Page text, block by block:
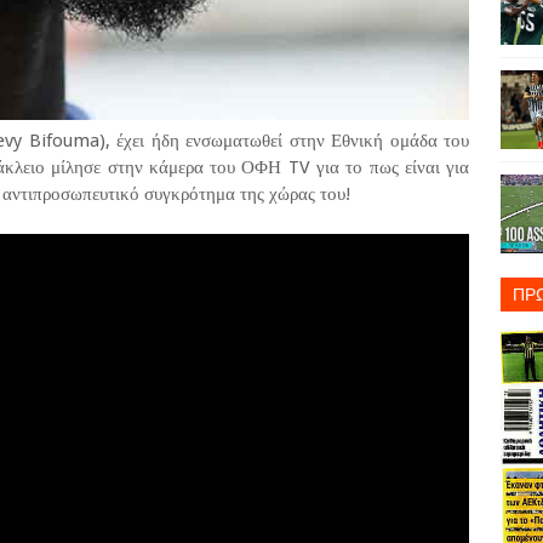
Bifouma), έχει ήδη ενσωματωθεί στην Εθνική ομάδα του
μίλησε στην κάμερα του ΟΦΗ TV για το πως είναι για
συγκρότημα της χώρας του!